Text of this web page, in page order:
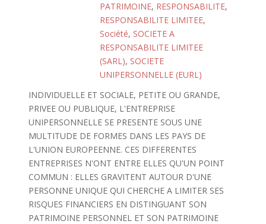
PATRIMOINE, RESPONSABILITE,
RESPONSABILITE LIMITEE,
Société, SOCIETE A
RESPONSABILITE LIMITEE
(SARL), SOCIETE
UNIPERSONNELLE (EURL)
INDIVIDUELLE ET SOCIALE, PETITE OU GRANDE,
PRIVEE OU PUBLIQUE, L'ENTREPRISE
UNIPERSONNELLE SE PRESENTE SOUS UNE
MULTITUDE DE FORMES DANS LES PAYS DE
L'UNION EUROPEENNE. CES DIFFERENTES
ENTREPRISES N'ONT ENTRE ELLES QU'UN POINT
COMMUN : ELLES GRAVITENT AUTOUR D'UNE
PERSONNE UNIQUE QUI CHERCHE A LIMITER SES
RISQUES FINANCIERS EN DISTINGUANT SON
PATRIMOINE PERSONNEL ET SON PATRIMOINE